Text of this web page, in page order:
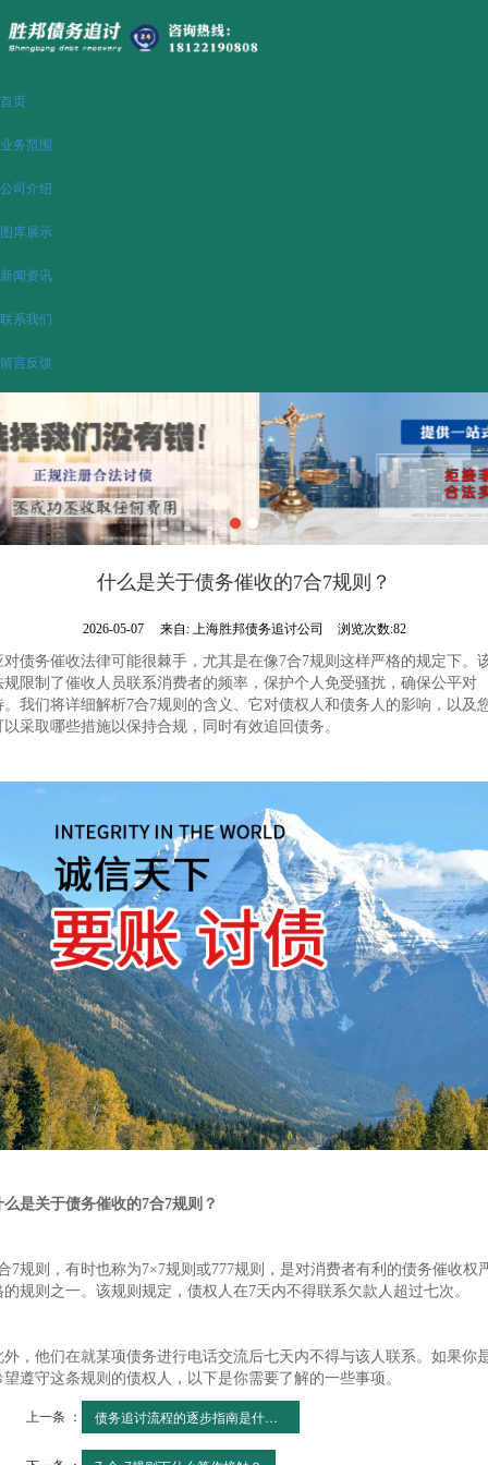
首页
业务范围
公司介绍
图库展示
新闻资讯
联系我们
留言反馈
什么是关于债务催收的7合7规则？
2026-05-07 来自: 上海胜邦债务追讨公司 浏览次数:82
对债务催收法律可能很棘手，尤其是在像7合7规则这样严格的规定下。
规限制了催收人员联系消费者的频率，保护个人免受骚扰，确保公平对
。我们将详细解析7合7规则的含义、它对债权人和债务人的影响，以及
以采取哪些措施以保持合规，同时有效追回债务。
么是关于债务催收的7合7规则？
7规则，有时也称为7×7规则或777规则，是对消费者有利的债务催收权
的规则之一。该规则规定，债权人在7天内不得联系欠款人超过七次。
外，他们在就某项债务进行电话交流后七天内不得与该人联系。如果你
望遵守这条规则的债权人，以下是你需要了解的一些事项。
上一条 ： 债务追讨流程的逐步指南是什么？